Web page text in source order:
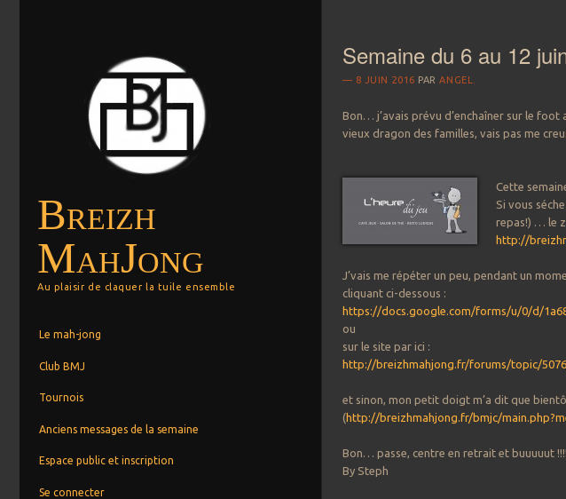
Breizh
MahJong
Au plaisir de claquer la tuile ensemble
Aller au contenu principal
Le mah-jong
Club BMJ
Tournois
Anciens messages de la semaine
Espace public et inscription
Se connecter
Semaine du 6 au 12
8 JUIN 2016 PARANGEL.
Bon… j’avais prévu d’enchaîner sur le
vieux dragon des familles, vais pas me
Cette s
Si vous
repas!) … le
http://
J’vais me répéter un peu, pendant un
cliquant ci-dessous :
https://docs.google.com/forms/u/0/d/
ou
sur le site par ici :
http://breizhmahjong.fr/forums/topic/
et sinon, mon petit doigt m’a dit que
(http://breizhmahjong.fr/bmjc/
Bon… passe, centre en retrait et buuuuut
By Steph